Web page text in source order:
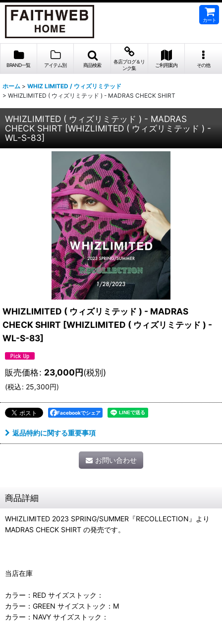
カート
BRAND一覧 アイテム別 商品検索
各店ブログ＆リ
ンク集
ご利用案内 その他
ホーム > WHIZ LIMITED / ウィズリミテッド
> WHIZLIMITED ( ウィズリミテッド ) - MADRAS CHECK SHIRT
WHIZLIMITED ( ウィズリミテッド ) - MADRAS
CHECK SHIRT [WHIZLIMITED ( ウィズリミテッド ) -
WL-S-83]
WHIZLIMITED ( ウィズリミテッド ) - MADRAS
CHECK SHIRT [WHIZLIMITED ( ウィズリミテッド ) -
WL-S-83]
販売価格: 23,000円(税別)
(税込: 25,300円)
Facebookでシェア
返品特約に関する重要事項
お問い合わせ
商品詳細
WHIZLIMITED 2023 SPRING/SUMMER『RECOLLECTION』より
MADRAS CHECK SHIRT の発売です。
当店在庫
カラー：RED サイズストック：
カラー：GREEN サイズストック：M
カラー：NAVY サイズストック：